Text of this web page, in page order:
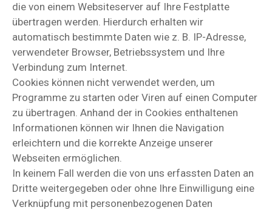
die von einem Websiteserver auf Ihre Festplatte
übertragen werden. Hierdurch erhalten wir
automatisch bestimmte Daten wie z. B. IP-Adresse,
verwendeter Browser, Betriebssystem und Ihre
Verbindung zum Internet.
Cookies können nicht verwendet werden, um
Programme zu starten oder Viren auf einen Computer
zu übertragen. Anhand der in Cookies enthaltenen
Informationen können wir Ihnen die Navigation
erleichtern und die korrekte Anzeige unserer
Webseiten ermöglichen.
In keinem Fall werden die von uns erfassten Daten an
Dritte weitergegeben oder ohne Ihre Einwilligung eine
Verknüpfung mit personenbezogenen Daten